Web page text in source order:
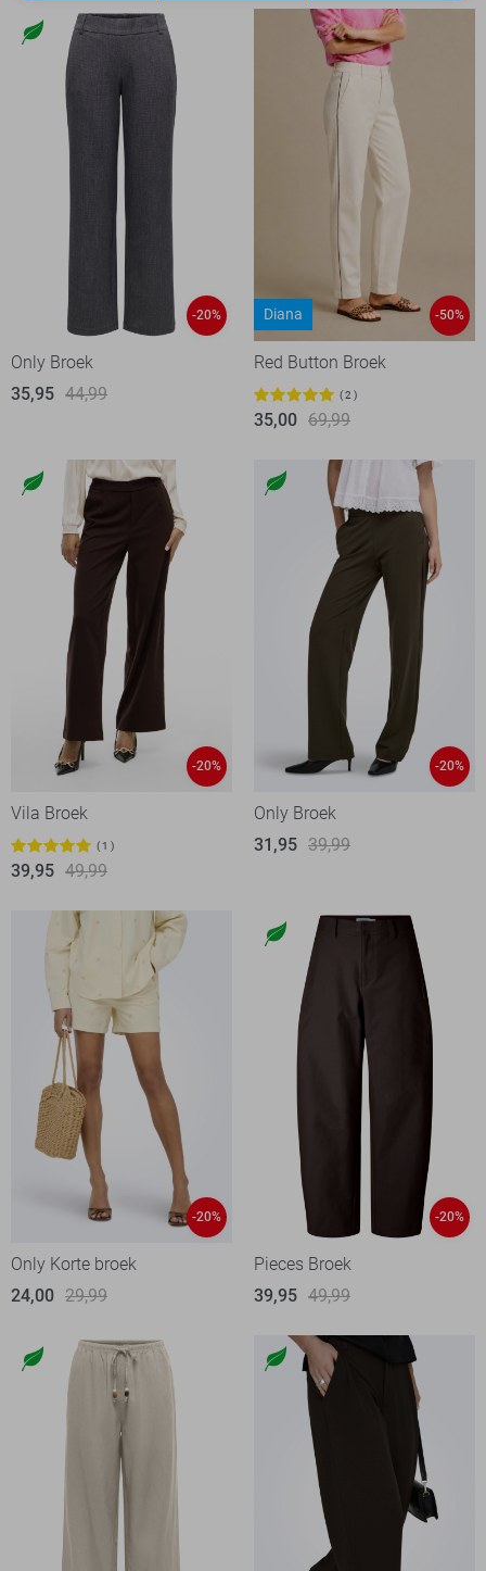
-20%
Only Broek
35,95 44,99
Diana -50%
Red Button Broek
2
35,00 69,99
-20%
Vila Broek
1
39,95 49,99
-20%
Only Broek
31,95 39,99
-20%
Only Korte broek
24,00 29,99
-20%
Pieces Broek
39,95 49,99